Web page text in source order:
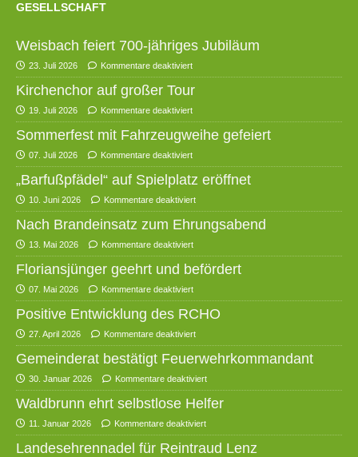
GESELLSCHAFT
Weisbach feiert 700-jähriges Jubiläum
23. Juli 2026 Kommentare deaktiviert
Kirchenchor auf großer Tour
19. Juli 2026 Kommentare deaktiviert
Sommerfest mit Fahrzeugweihe gefeiert
07. Juli 2026 Kommentare deaktiviert
„Barfußpfädel“ auf Spielplatz eröffnet
10. Juni 2026 Kommentare deaktiviert
Nach Brandeinsatz zum Ehrungsabend
13. Mai 2026 Kommentare deaktiviert
Floriansjünger geehrt und befördert
07. Mai 2026 Kommentare deaktiviert
Positive Entwicklung des RCHO
27. April 2026 Kommentare deaktiviert
Gemeinderat bestätigt Feuerwehrkommandant
30. Januar 2026 Kommentare deaktiviert
Waldbrunn ehrt selbstlose Helfer
11. Januar 2026 Kommentare deaktiviert
Landesehrennadel für Reintraud Lenz